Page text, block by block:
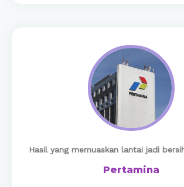
​Hasil yang memuaskan lantai jadi
Pertamina